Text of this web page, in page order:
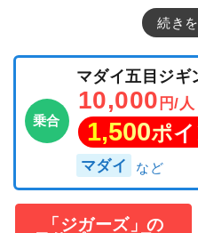
続き
乗合
マダイ五目ジギ
10,000 円/人
1,500ポ
マダイ
「ジガーズ」の